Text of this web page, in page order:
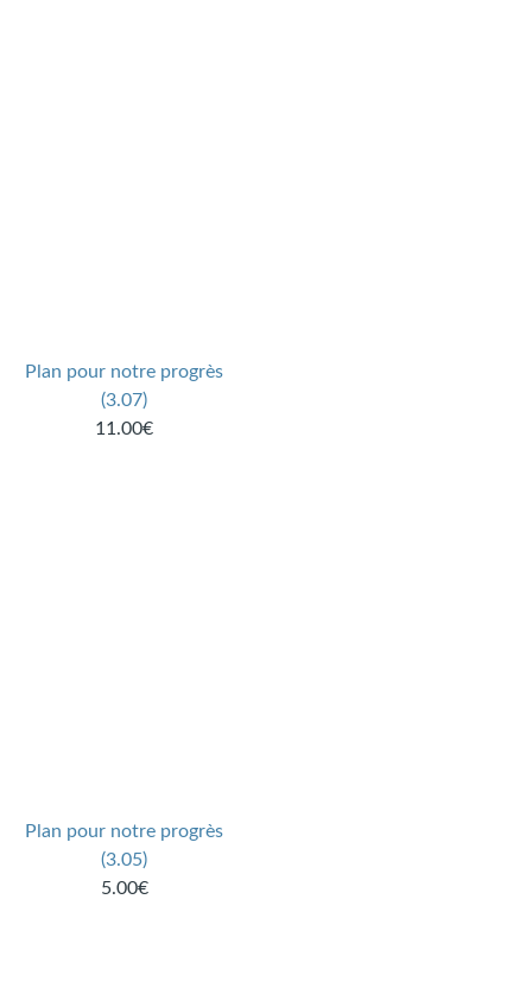
Plan pour notre progrès
(3.07)
11.00€
Plan pour notre progrès
(3.05)
5.00€